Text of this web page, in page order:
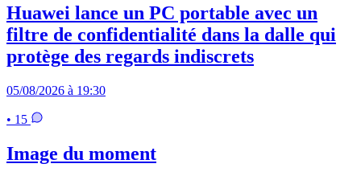
Huawei lance un PC portable avec un
filtre de confidentialité dans la dalle qui
protège des regards indiscrets
05/08/2026 à 19:30
• 15
Image du moment